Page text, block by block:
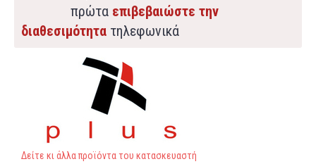
πρώτα επιβεβαιώστε την
διαθεσιμότητα τηλεφωνικά
Δείτε κι άλλα προϊόντα του κατασκευαστή